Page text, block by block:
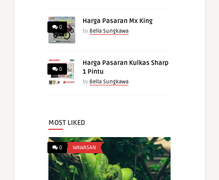
0
Harga Pasaran Mx King
by Bella Sungkawa
0
Harga Pasaran Kulkas Sharp
1 Pintu
by Bella Sungkawa
MOST LIKED
0 WAWASAN